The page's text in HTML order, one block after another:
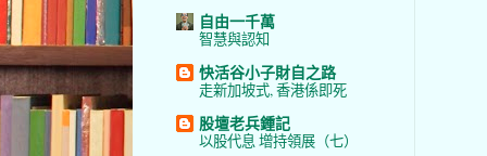
自由一千萬
智慧與認知
快活谷小子財自之路
走新加坡式, 香港係即死
股壇老兵鍾記
以股代息 增持領展（七）